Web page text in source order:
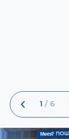
1 / 6